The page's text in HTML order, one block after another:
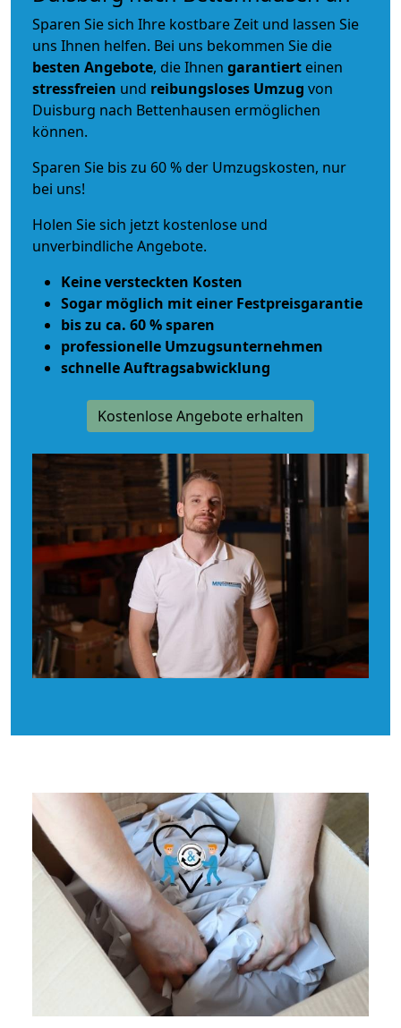
Sparen Sie sich Ihre kostbare Zeit und lassen Sie
uns Ihnen helfen. Bei uns bekommen Sie die
besten Angebote, die Ihnen garantiert einen
stressfreien und reibungsloses Umzug von
Duisburg nach Bettenhausen ermöglichen
können.
Sparen Sie bis zu 60 % der Umzugskosten, nur
bei uns!
Holen Sie sich jetzt kostenlose und
unverbindliche Angebote.
Keine versteckten Kosten
Sogar möglich mit einer Festpreisgarantie
bis zu ca. 60 % sparen
professionelle Umzugsunternehmen
schnelle Auftragsabwicklung
Kostenlose Angebote erhalten